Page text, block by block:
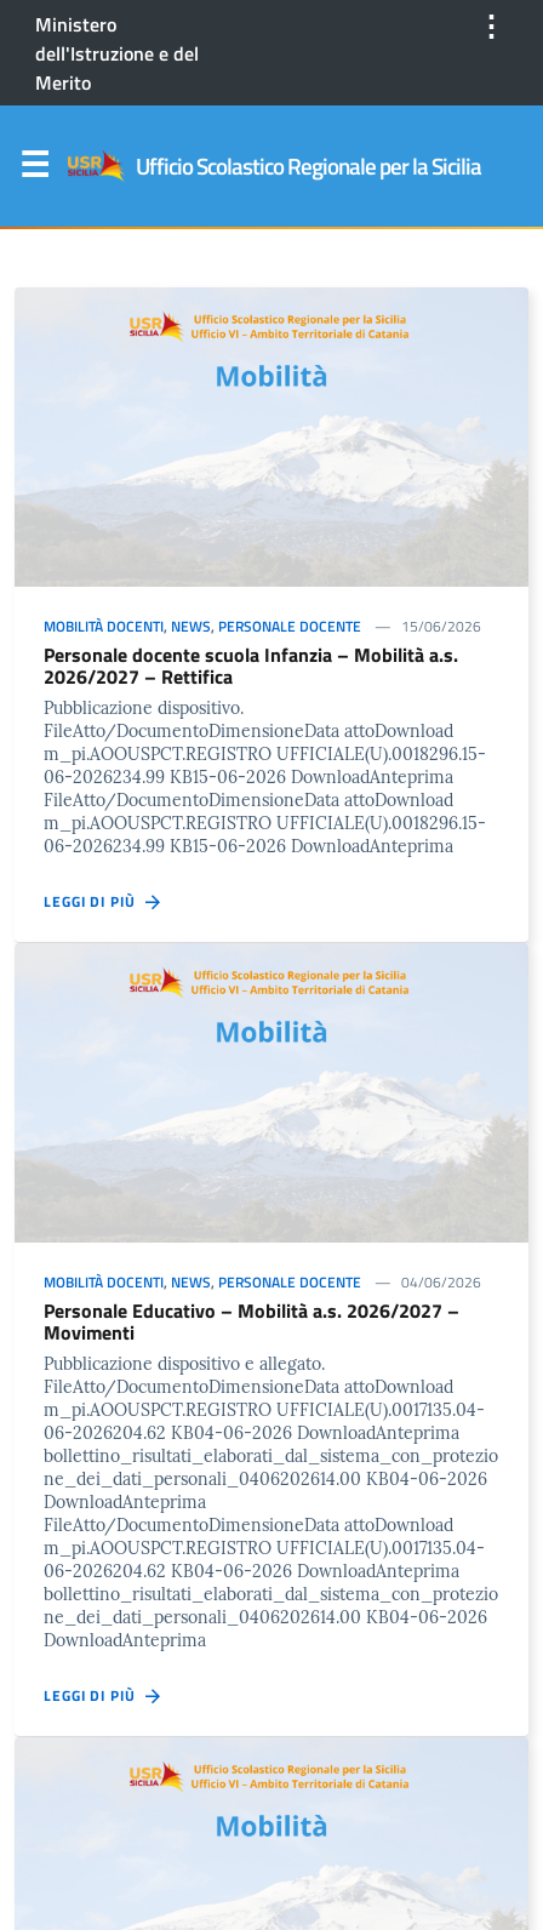
Ministero
dell'Istruzione e del
Merito
⋮
Ufficio Scolastico Regionale per la Sicilia
MOBILITÀ DOCENTI, NEWS, PERSONALE DOCENTE 15/06/2026
Personale docente scuola Infanzia – Mobilità a.s.
2026/2027 – Rettifica
Pubblicazione dispositivo.
FileAtto/DocumentoDimensioneData attoDownload
m_pi.AOOUSPCT.REGISTRO UFFICIALE(U).0018296.15-
06-2026234.99 KB15-06-2026 DownloadAnteprima
FileAtto/DocumentoDimensioneData attoDownload
m_pi.AOOUSPCT.REGISTRO UFFICIALE(U).0018296.15-
06-2026234.99 KB15-06-2026 DownloadAnteprima
LEGGI DI PIÙ
MOBILITÀ DOCENTI, NEWS, PERSONALE DOCENTE 04/06/2026
Personale Educativo – Mobilità a.s. 2026/2027 –
Movimenti
Pubblicazione dispositivo e allegato.
FileAtto/DocumentoDimensioneData attoDownload
m_pi.AOOUSPCT.REGISTRO UFFICIALE(U).0017135.04-
06-2026204.62 KB04-06-2026 DownloadAnteprima
bollettino_risultati_elaborati_dal_sistema_con_protezio
ne_dei_dati_personali_0406202614.00 KB04-06-2026
DownloadAnteprima
FileAtto/DocumentoDimensioneData attoDownload
m_pi.AOOUSPCT.REGISTRO UFFICIALE(U).0017135.04-
06-2026204.62 KB04-06-2026 DownloadAnteprima
bollettino_risultati_elaborati_dal_sistema_con_protezio
ne_dei_dati_personali_0406202614.00 KB04-06-2026
DownloadAnteprima
LEGGI DI PIÙ